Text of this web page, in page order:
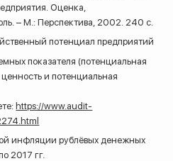
Оценка,
– М.: Перспектива, 2002. 240 с.
потенциал предприятий
показателя (потенциальная
и потенциальная
https://www.audit-
инфляции рублёвых денежных
2017 гг.